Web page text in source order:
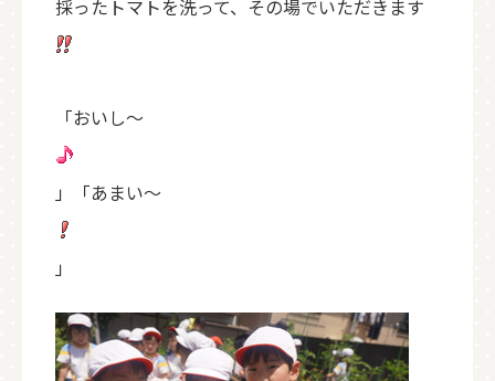
採ったトマトを洗って、その場でいただきます
「おいし～
」「あまい～
」